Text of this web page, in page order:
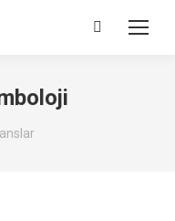
Search: